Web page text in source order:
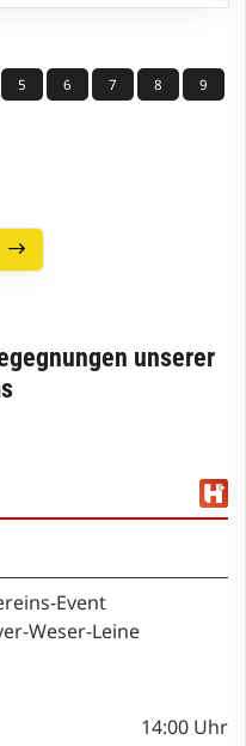
5 6 7 8
9
unserer
Event
Weser-Leine
14:00 Uhr